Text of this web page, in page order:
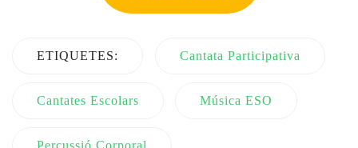
ETIQUETES: Cantata Participativa
Cantates Escolars Música ESO